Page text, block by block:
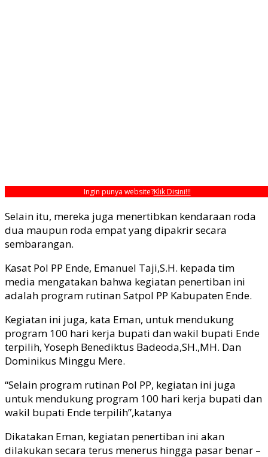
Ingin punya website?Klik Disini!!!
Selain itu, mereka juga menertibkan kendaraan roda
dua maupun roda empat yang dipakrir secara
sembarangan.
Kasat Pol PP Ende, Emanuel Taji,S.H. kepada tim
media mengatakan bahwa kegiatan penertiban ini
adalah program rutinan Satpol PP Kabupaten Ende.
Kegiatan ini juga, kata Eman, untuk mendukung
program 100 hari kerja bupati dan wakil bupati Ende
terpilih, Yoseph Benediktus Badeoda,SH.,MH. Dan
Dominikus Minggu Mere.
“Selain program rutinan Pol PP, kegiatan ini juga
untuk mendukung program 100 hari kerja bupati dan
wakil bupati Ende terpilih”,katanya
Dikatakan Eman, kegiatan penertiban ini akan
dilakukan secara terus menerus hingga pasar benar –